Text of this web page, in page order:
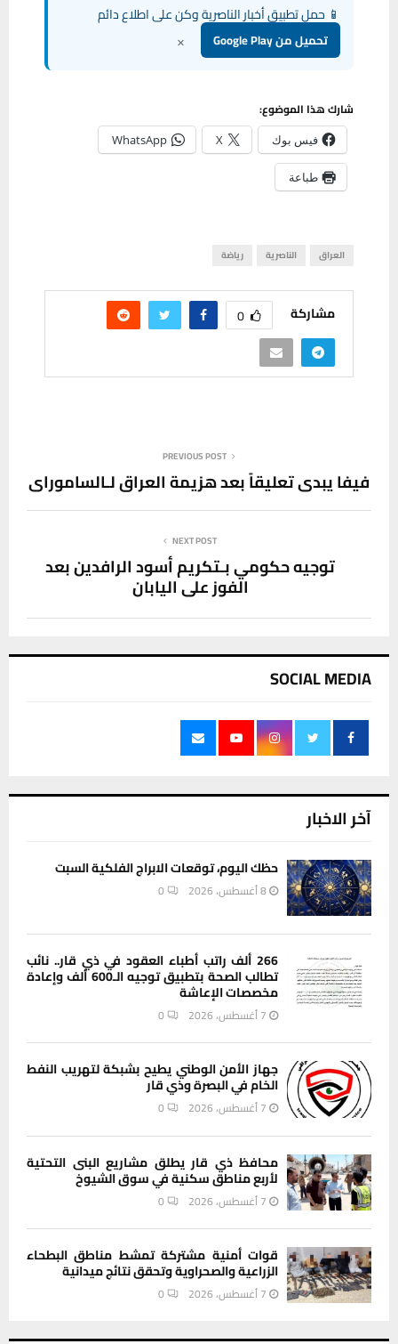
📱 حمل تطبيق أخبار الناصرية وكن على اطلاع دائم
تحميل من Google Play ×
شارك هذا الموضوع:
فيس بوك X
WhatsApp
طباعة
العراق الناصرية رياضة
مشاركة 0
PREVIOUS POST
فيفا يبدي تعليقاً بعد هزيمة العراق لـالساموراي
NEXT POST
توجيه حكومي بـتكريم أسود الرافدين بعد
الفوز على اليابان
SOCIAL MEDIA
آخر الاخبار
حظك اليوم، توقعات الابراج الفلكية السبت
8 أغسطس، 2026 0
266 ألف راتب أطباء العقود في ذي قار.. نائب
تطالب الصحة بتطبيق توجيه الـ600 ألف وإعادة
مخصصات الإعاشة
7 أغسطس، 2026 0
جهاز الأمن الوطني يطيح بشبكة لتهريب النفط
الخام في البصرة وذي قار
7 أغسطس، 2026 0
محافظ ذي قار يطلق مشاريع البنى التحتية
لأربع مناطق سكنية في سوق الشيوخ
7 أغسطس، 2026 0
قوات أمنية مشتركة تمشط مناطق البطحاء
الزراعية والصحراوية وتحقق نتائج ميدانية
7 أغسطس، 2026 0